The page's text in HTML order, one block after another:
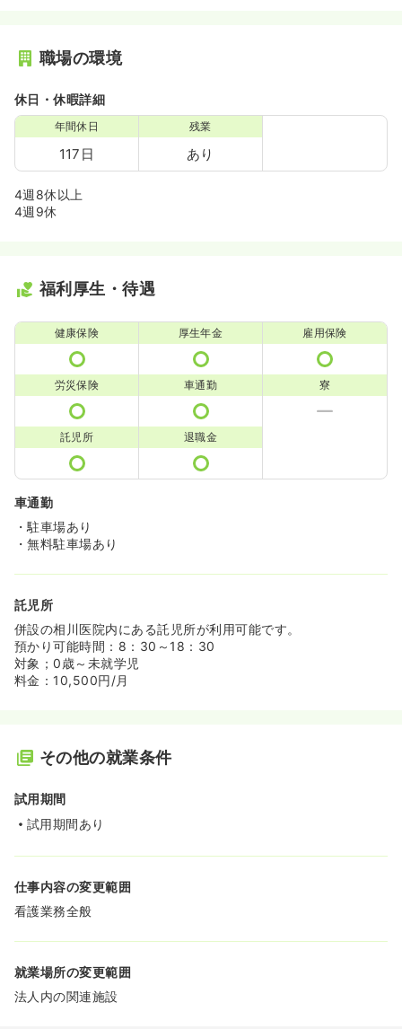
職場の環境
休日・休暇詳細
年間休日
117日
残業
あり
4週8休以上
4週9休
福利厚生・待遇
健康保険 厚生年金 雇用保険
労災保険 車通勤 寮
託児所 退職金
車通勤
・駐車場あり
・無料駐車場あり
託児所
併設の相川医院内にある託児所が利用可能です。
預かり可能時間：8：30～18：30
対象；0歳～未就学児
料金：10,500円/月
その他の就業条件
試用期間
試用期間あり
仕事内容の変更範囲
看護業務全般
就業場所の変更範囲
法人内の関連施設